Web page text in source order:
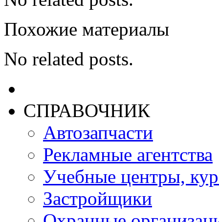
Похожие материалы
No related posts.
СПРАВОЧНИК
Автозапчасти
Рекламные агентства
Учебные центры,
Застройщики